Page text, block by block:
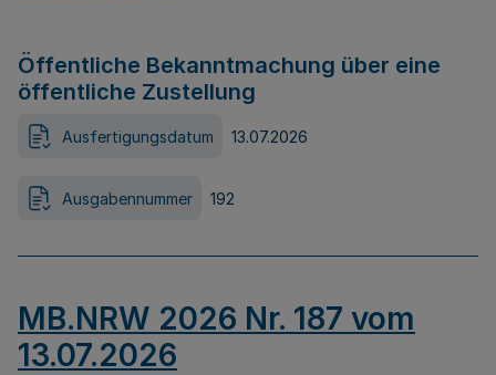
Öffentliche Bekanntmachung über eine
öffentliche Zustellung
Ausfertigungsdatum 13.07.2026
Ausgabennummer 192
MB.NRW 2026 Nr. 187 vom
13.07.2026